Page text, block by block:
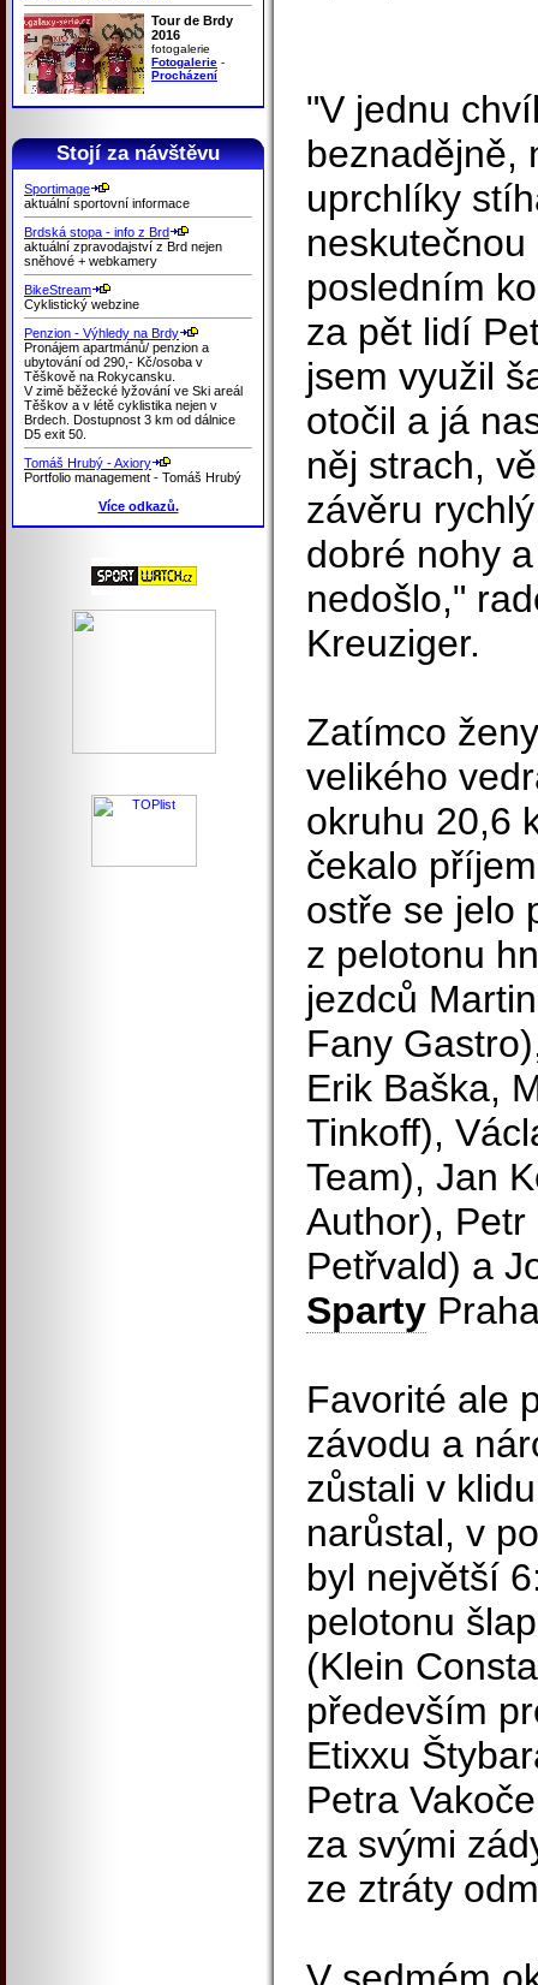
Tour de Brdy
2016
fotogalerie
Fotogalerie -
Procházení
Stojí za návštěvu
Sportimage
aktuální sportovní informace
Brdská stopa - info z Brd
aktuální zpravodajství z Brd nejen
sněhové + webkamery
BikeStream
Cyklistický webzine
Penzion - Výhledy na Brdy
Pronájem apartmánů/ penzion a
ubytování od 290,- Kč/osoba v
Těškově na Rokycansku.
V zimě běžecké lyžování ve Ski areál
Těškov a v létě cyklistika nejen v
Brdech. Dostupnost 3 km od dálnice
D5 exit 50.
Tomáš Hrubý - Axiory
Portfolio management - Tomáš Hrubý
Více odkazů.
"V jednu
beznadějně,
uprchlíky
posledním
za pět lidí
jsem využil
otočil a já
něj strach,
závěru
dobré nohy
nedošlo,"
Kreuziger.
Zatímco
velikého
okruhu 20,6
čekalo
ostře se jelo
z pelotonu
jezdců
Fany
Erik Baška,
Tinkoff),
Team), Jan
Author),
Petřvald) a
Sparty
Favorité ale
závodu a
zůstali v
narůstal, v
byl největší
pelotonu
(Klein
především
Etixxu
Petra
za svými
ze ztráty